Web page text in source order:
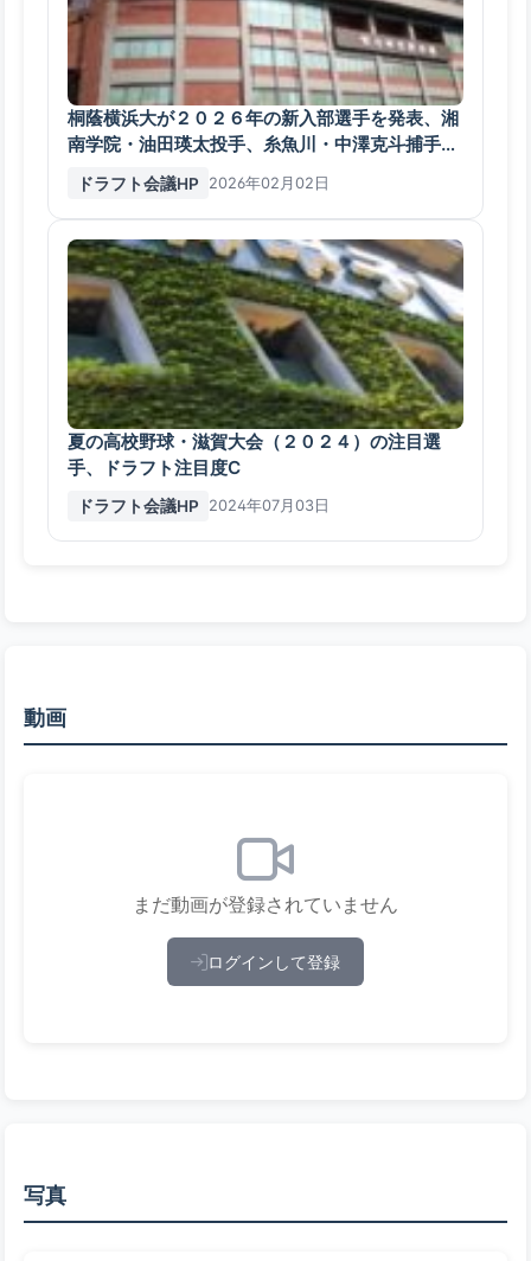
桐蔭横浜大が２０２６年の新入部選手を発表、湘
南学院・油田瑛太投手、糸魚川・中澤克斗捕手な
ドラフト会議HP 2026年02月02日
夏の高校野球・滋賀大会（２０２４）の注目選
手、ドラフト注目度C
ドラフト会議HP 2024年07月03日
動画
まだ動画が登録されていません
ログインして登録
写真